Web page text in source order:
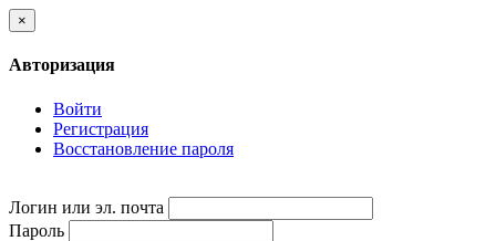
×
Авторизация
Войти
Регистрация
Восстановление пароля
Логин или эл. почта
Пароль